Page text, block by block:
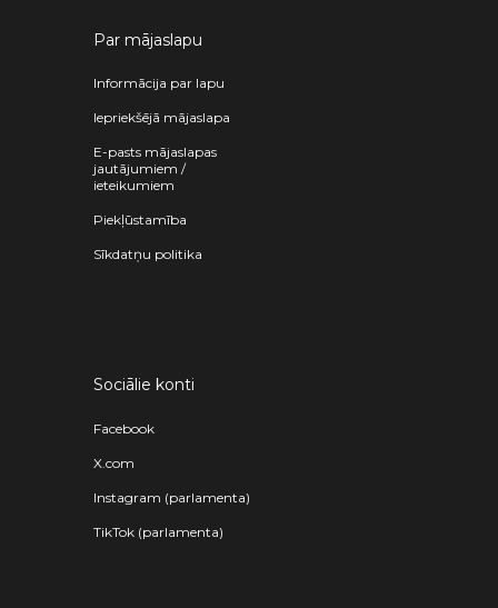
Par mājaslapu
Informācija par lapu
Iepriekšējā mājaslapa
E-pasts mājaslapas
jautājumiem /
ieteikumiem
Piekļūstamība
Sīkdatņu politika
Sociālie konti
Facebook
X.com
Instagram (parlamenta)
TikTok (parlamenta)